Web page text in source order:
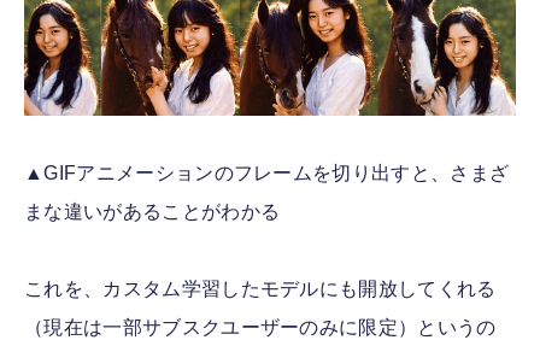
▲GIFアニメーションのフレームを切り出すと、さまざ
まな違いがあることがわかる
これを、カスタム学習したモデルにも開放してくれる
（現在は一部サブスクユーザーのみに限定）というの